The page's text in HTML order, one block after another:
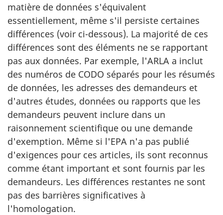
matière de données s'équivalent
essentiellement, même s'il persiste certaines
différences (voir ci-dessous). La majorité de ces
différences sont des éléments ne se rapportant
pas aux données. Par exemple, l'ARLA a inclut
des numéros de CODO séparés pour les résumés
de données, les adresses des demandeurs et
d'autres études, données ou rapports que les
demandeurs peuvent inclure dans un
raisonnement scientifique ou une demande
d'exemption. Même si l'EPA n'a pas publié
d'exigences pour ces articles, ils sont reconnus
comme étant important et sont fournis par les
demandeurs. Les différences restantes ne sont
pas des barrières significatives à
l'homologation.